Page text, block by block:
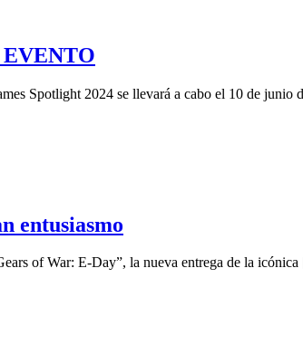
EVENTO
Spotlight 2024 se llevará a cabo el 10 de
entusiasmo
of War: E-Day”, la nueva entrega de la